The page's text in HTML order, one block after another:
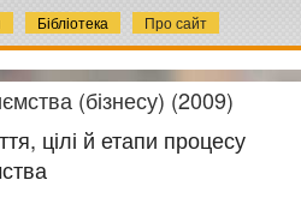
Бібліотека Про сайт
(бізнесу) (2009)
цілі й етапи процесу